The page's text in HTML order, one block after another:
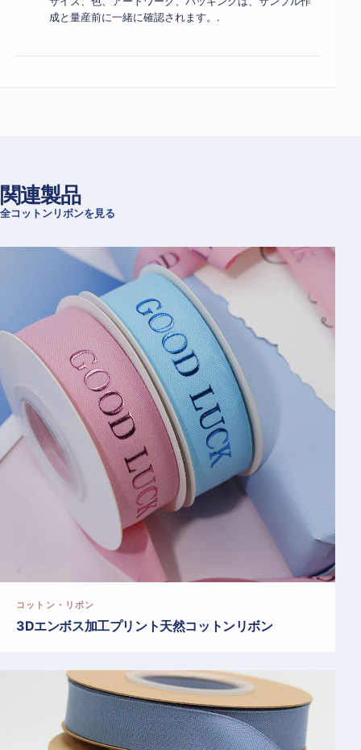
成と量産前に一緒に確認されます。.
関連製品
全コットンリボンを見る
コットン・リボン
3Dエンボス加工プリント天然コットンリボン